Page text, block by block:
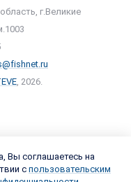
г.Великие
, 2026.
Вы соглашаетесь на
с пользовательским